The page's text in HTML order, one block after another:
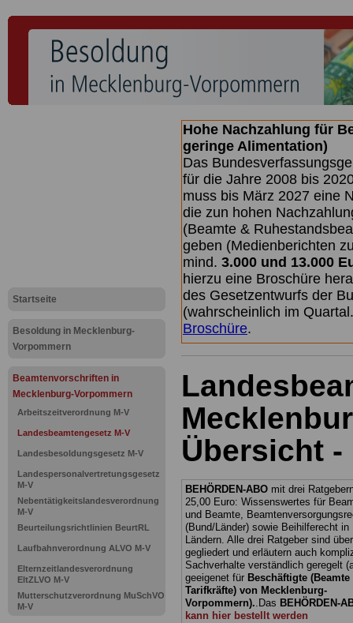
Startseite
Besoldung in Mecklenburg-
Vorpommern
Beamtenvorschriften in
Mecklenburg-Vorpommern
Arbeitszeitverordnung M-V
Landesbeamtengesetz M-V
Landesbesoldungsgesetz M-V
Landespersonalvertretungsgesetz
M-V
Nebentätigkeitslandesverordnung
M-V
Beurteilungsrichtlinien BeurtRL
Laufbahnverordnung ALVO M-V
Elternzeitlandesverordnung
EltZLVO M-V
Mutterschutzverordnung MuSchVO
M-V
Hohe Nachzahlung für
geringe Alimentation)
Das
für die Jahre 2008 bis
muss bis März 2027 eine
die zun hohen
(Beamte &
geben (Medienberichten
mind. 3.000 und 13.000
hierzu eine Broschüre
des Gesetzentwurfs der
(wahrscheinlich im
Broschüre.
Übersicht -
BEHÖRDEN-ABO mit drei
25,00 Euro: Wissenswertes für
und Beamte,
(Bund/Länder) sowie Beihilferecht in
Ländern. Alle drei Ratgeber sind
gegliedert und erläutern auch
Sachverhalte verständlich geregelt
geeigenet für Beschäftigte
Tarifkräfte) von Mecklenburg-
Vorpommern).. Das BEHÖRDEN-
kann hier bestellt werden